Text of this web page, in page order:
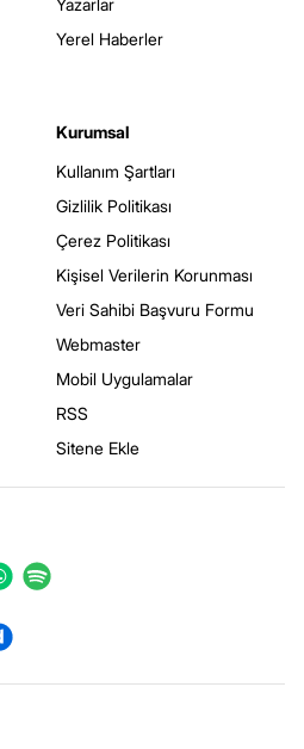
Yerel Haberler
Kurumsal
Kullanım Şartları
Gizlilik Politikası
Çerez Politikası
Kişisel Verilerin Korunması
Veri Sahibi Başvuru Formu
Webmaster
Mobil Uygulamalar
RSS
Sitene Ekle